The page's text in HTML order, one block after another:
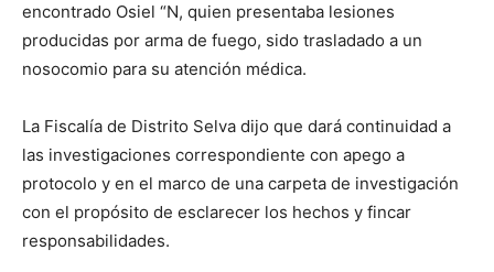
encontrado Osiel “N, quien presentaba lesiones
producidas por arma de fuego, sido trasladado a un
nosocomio para su atención médica.
La Fiscalía de Distrito Selva dijo que dará continuidad a
las investigaciones correspondiente con apego a
protocolo y en el marco de una carpeta de investigación
con el propósito de esclarecer los hechos y fincar
responsabilidades.